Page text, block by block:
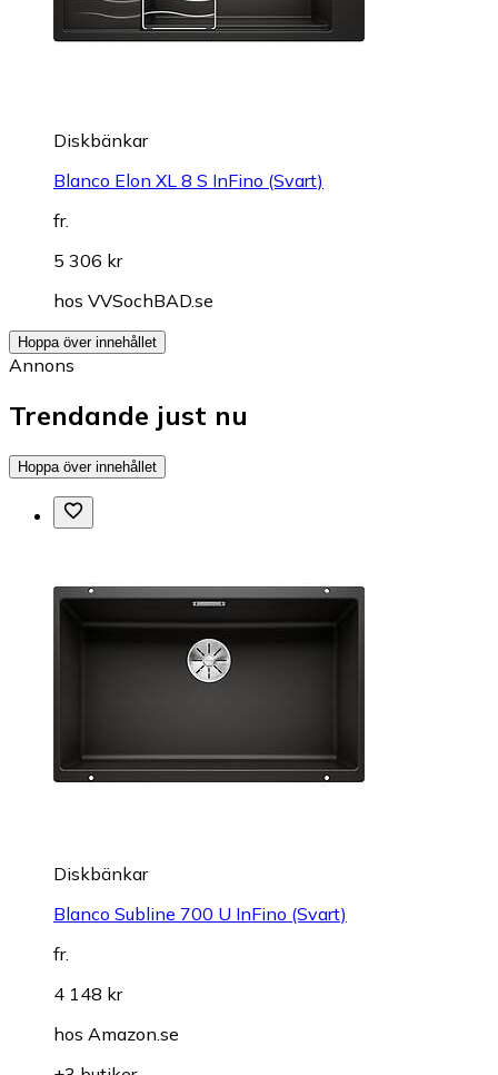
Diskbänkar
Blanco Elon XL 8 S InFino (Svart)
fr.
5 306 kr
hos VVSochBAD.se
Hoppa över innehållet
Annons
Trendande just nu
Hoppa över innehållet
Diskbänkar
Blanco Subline 700 U InFino (Svart)
fr.
4 148 kr
hos Amazon.se